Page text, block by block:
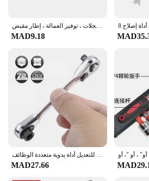
MAD9.18
MAD27.66